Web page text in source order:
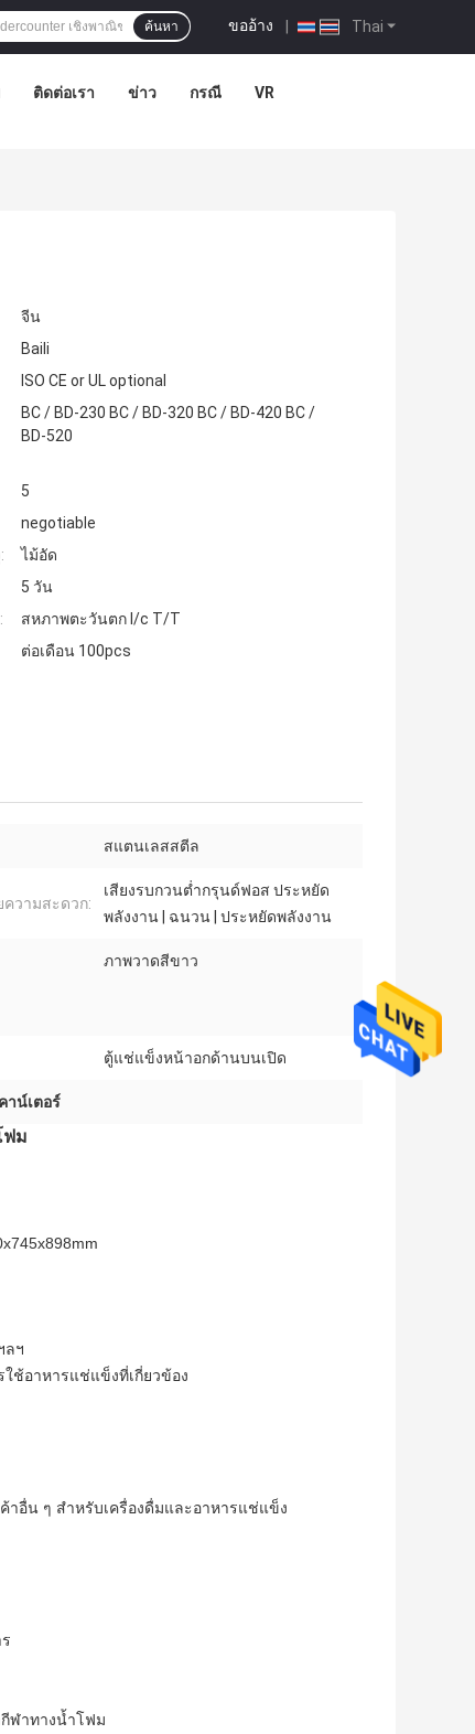
Thai
ขออ้าง |
ค้นหา
ติดต่อเรา ข่าว กรณี VR
จีน
Baili
ISO CE or UL optional
BC / BD-230 BC / BD-320 BC / BD-420 BC /
BD-520
5
negotiable
ไม้อัด
5 วัน
สหภาพตะวันตก l/c T/T
ต่อเดือน 100pcs
สแตนเลสสตีล
ความสะดวก:
เสียงรบกวนต่ำกรุนด์ฟอส ประหยัด
พลังงาน | ฉนวน | ประหยัดพลังงาน
ภาพวาดสีขาว
ตู้แช่แข็งหน้าอกด้านบนเปิด
าน์เตอร์
ฟม
ลฯ
ช้อาหารแช่แข็งที่เกี่ยวข้อง
าอื่น ๆ สำหรับเครื่องดื่มและอาหารแช่แข็ง
ฬาทางน้ำโฟม